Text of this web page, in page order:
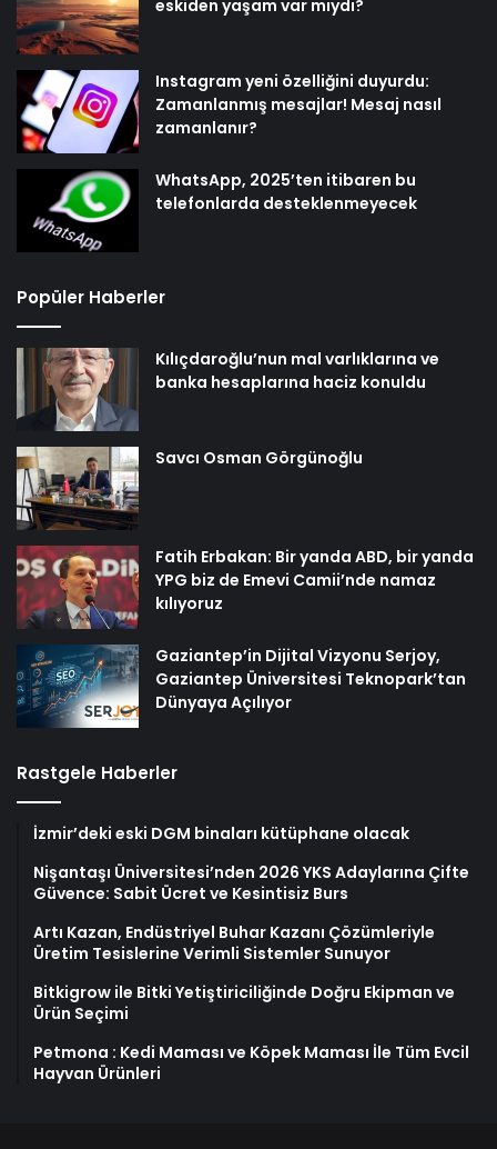
eskiden yaşam var mıydı?
Instagram yeni özelliğini duyurdu:
Zamanlanmış mesajlar! Mesaj nasıl
zamanlanır?
WhatsApp, 2025’ten itibaren bu
telefonlarda desteklenmeyecek
Popüler Haberler
Kılıçdaroğlu’nun mal varlıklarına ve
banka hesaplarına haciz konuldu
Savcı Osman Görgünoğlu
Fatih Erbakan: Bir yanda ABD, bir yanda
YPG biz de Emevi Camii’nde namaz
kılıyoruz
Gaziantep’in Dijital Vizyonu Serjoy,
Gaziantep Üniversitesi Teknopark’tan
Dünyaya Açılıyor
Rastgele Haberler
İzmir’deki eski DGM binaları kütüphane olacak
Nişantaşı Üniversitesi’nden 2026 YKS Adaylarına Çifte
Güvence: Sabit Ücret ve Kesintisiz Burs
Artı Kazan, Endüstriyel Buhar Kazanı Çözümleriyle
Üretim Tesislerine Verimli Sistemler Sunuyor
Bitkigrow ile Bitki Yetiştiriciliğinde Doğru Ekipman ve
Ürün Seçimi
Petmona : Kedi Maması ve Köpek Maması İle Tüm Evcil
Hayvan Ürünleri